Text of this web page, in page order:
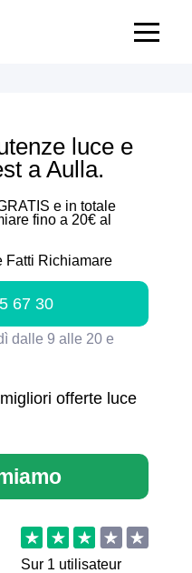
offerte luce
luce e
a Aulla.
e in totale
fino a 20€ al
Fatti Richiamare
67 30
dalle 9 alle 20 e
Sur 1 utilisateur